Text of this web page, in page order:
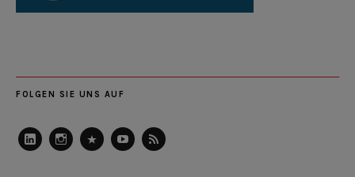
FOLGEN SIE UNS AUF